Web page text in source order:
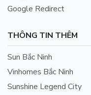
Google Redirect
THÔNG TIN THÊM
Sun Bắc Ninh
Vinhomes Bắc Ninh
Sunshine Legend City